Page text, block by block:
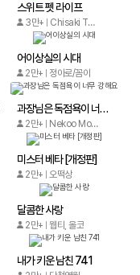
스위트 펫 라이프
3만+ Chisaki Takada/Takara Uchino
어이상실의 시대
2만+ 정아로/꼼이
과장님은 독점욕이 너무 강해요
2만+ Nekoo Momoshiro, Sanae Matsumoto
미스터 베타 [개정판]
2만+ 오떡상
달콤한 사랑
2만+ 웹티, 올코
내가 키운 남친 741